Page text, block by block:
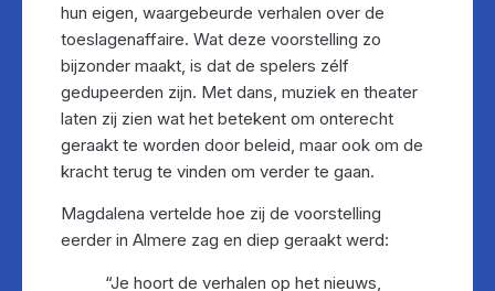
hun eigen, waargebeurde verhalen over de
toeslagenaffaire. Wat deze voorstelling zo
bijzonder maakt, is dat de spelers zélf
gedupeerden zijn. Met dans, muziek en theater
laten zij zien wat het betekent om onterecht
geraakt te worden door beleid, maar ook om de
kracht terug te vinden om verder te gaan.
Magdalena vertelde hoe zij de voorstelling
eerder in Almere zag en diep geraakt werd:
“Je hoort de verhalen op het nieuws,